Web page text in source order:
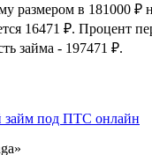
размером в 181000 ₽
16471 ₽. Процент
займа - 197471 ₽.
займ под ПТС онлайн